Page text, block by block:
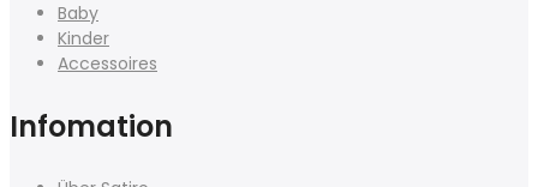
Baby
Kinder
Accessoires
Infomation